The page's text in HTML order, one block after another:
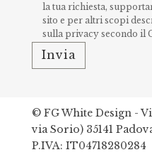
la tua richiesta,
sito e per altri scopi
sulla privacysecondo il
© FG White Design -
via Sorio) 35141
P.IVA: IT04718280284